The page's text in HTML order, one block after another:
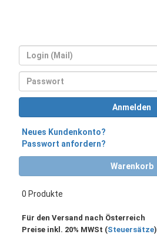
Login
Passwort
Anmelden
Neues Kundenkonto?
Passwort anfordern?
Warenkorb
0 Produkte
Für den Versand nach Österreich
Preise inkl. 20% MWSt (Steuersätze)